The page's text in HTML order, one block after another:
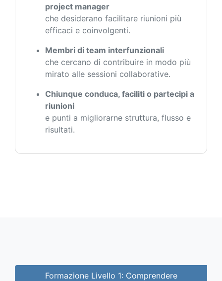
project manager
che desiderano facilitare riunioni più
efficaci e coinvolgenti.
Membri di team interfunzionali
che cercano di contribuire in modo più
mirato alle sessioni collaborative.
Chiunque conduca, faciliti o partecipi a
riunioni
e punti a migliorarne struttura, flusso e
risultati.
Formazione Livello 1: Comprendere